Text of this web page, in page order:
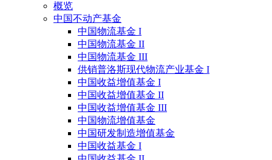
概览
中国不动产基金
中国物流基金 I
中国物流基金 II
中国物流基金 III
供销普洛斯现代物流产业基金 I
中国收益增值基金 I
中国收益增值基金 II
中国收益增值基金 III
中国物流增值基金
中国研发制造增值基金
中国收益基金 I